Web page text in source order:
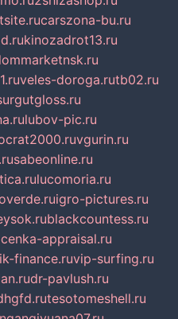
carszona-bu.ru
kinozadrot13.ru
veles-doroga.rutb02.ru
lubov-pic.ru
vgurin.ru
sabeonline.ru
lucomoria.ru
igro-pictures.ru
blackcountess.ru
appraisal.ru
finance.ruvip-surfing.ru
dr-pavlush.ru
tesotomeshell.ru